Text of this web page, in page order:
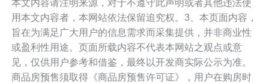
本文内容请注明来源，对于不遵守此声明或者其他违法使
用本文内容者，本网站依法保留追究权。3、本页面内容，
旨在为满足广大用户的信息需求而采集提供，并非商业性
或盈利性用途。页面所载内容不代表本网站之观点或意
见，仅供用户参考和借鉴，最终以开发商实际公示为准。
商品房预售须取得《商品房预售许可证》，用户在购房时